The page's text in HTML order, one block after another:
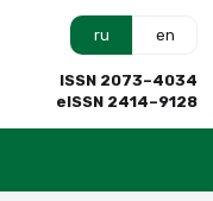
ru en
ISSN 2073–4034
eISSN 2414–9128